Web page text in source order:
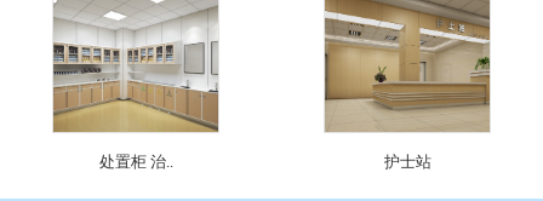
处置柜 治.. 护士站